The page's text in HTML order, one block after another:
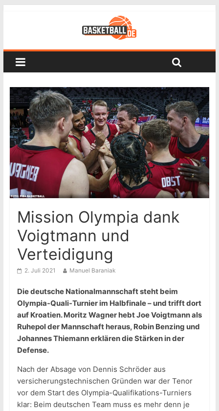
Mission Olympia dank
Voigtmann und
Verteidigung
2. Juli 2021 Manuel Baraniak
Die deutsche Nationalmannschaft steht beim
Olympia-Quali-Turnier im Halbfinale – und trifft dort
auf Kroatien. Moritz Wagner hebt Joe Voigtmann als
Ruhepol der Mannschaft heraus, Robin Benzing und
Johannes Thiemann erklären die Stärken in der
Defense.
Nach der Absage von Dennis Schröder aus
versicherungstechnischen Gründen war der Tenor
vor dem Start des Olympia-Qualifikations-Turniers
klar: Beim deutschen Team muss es mehr denn je